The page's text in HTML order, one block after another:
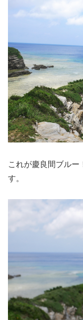
これが慶良間ブル
す。